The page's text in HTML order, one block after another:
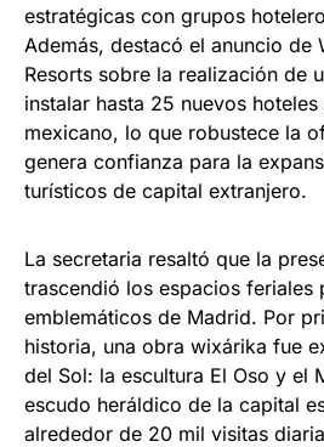
estratégicas con grupos
Además, destacó el anuncio de
Resorts sobre la realización de
instalar hasta 25 nuevos
mexicano, lo que robustece la
genera confianza para la
turísticos de capital extranjero.
La secretaria resaltó que la
trascendió los espacios feriales
emblemáticos de Madrid. Por
historia, una obra wixárika fue
del Sol: la escultura El Oso y el
escudo heráldico de la capital
alrededor de 20 mil visitas